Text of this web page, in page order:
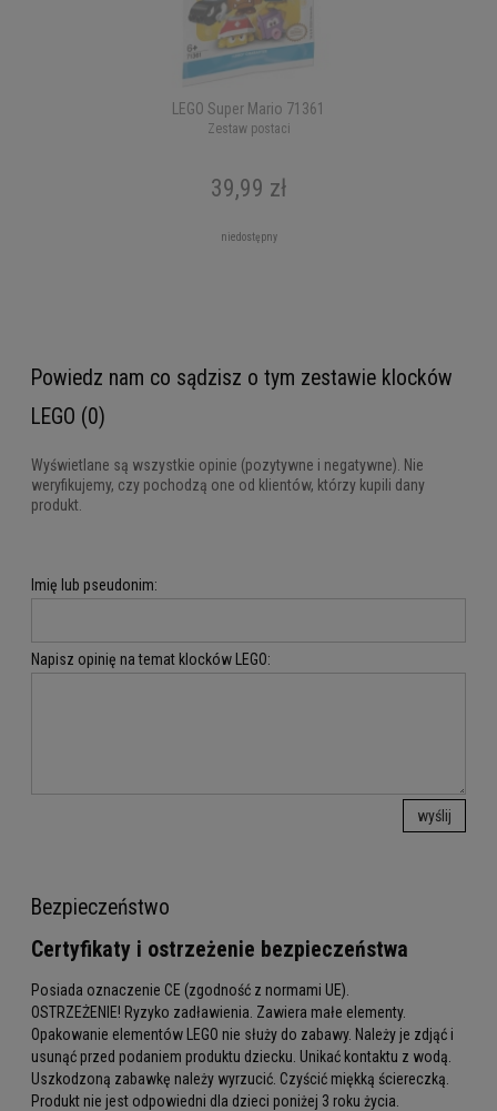
LEGO Super Mario 71361
Zestaw postaci
39,99 zł
niedostępny
Powiedz nam co sądzisz o tym zestawie klocków
LEGO (0)
Wyświetlane są wszystkie opinie (pozytywne i negatywne). Nie
weryfikujemy, czy pochodzą one od klientów, którzy kupili dany
produkt.
Imię lub pseudonim:
Napisz opinię na temat klocków LEGO:
wyślij
Bezpieczeństwo
Certyfikaty i ostrzeżenie bezpieczeństwa
Posiada oznaczenie CE (zgodność z normami UE).
OSTRZEŻENIE! Ryzyko zadławienia. Zawiera małe elementy.
Opakowanie elementów LEGO nie służy do zabawy. Należy je zdjąć i
usunąć przed podaniem produktu dziecku. Unikać kontaktu z wodą.
Uszkodzoną zabawkę należy wyrzucić. Czyścić miękką ściereczką.
Produkt nie jest odpowiedni dla dzieci poniżej 3 roku życia.